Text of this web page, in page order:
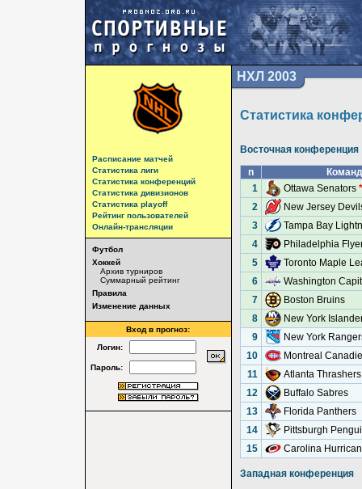
Расписание матчей
Статистика лиги
Статистика конференций
Статистика дивизионов
Статистика playoff
Рейтинг пользователей
Онлайн-трансляции
Футбол
Хоккей
Архив турниров
Суммарный рейтинг
Правила
Изменение данных
Вход в прогноз:
Логин:
Пароль:
НХЛ 2003
Статистика
Восточная конференция
n
1
Ottawa Senators *
2
New Jersey
3
Tampa Bay
4
Philadelphia
5
Toronto Maple
6
Washington
7
Boston Bruins
8
New York
9
New York
10
Montreal
11
Atlanta Thrashers
12
Buffalo Sabres
13
Florida Panthers
14
Pittsburgh
15
Carolina
Западная конференция